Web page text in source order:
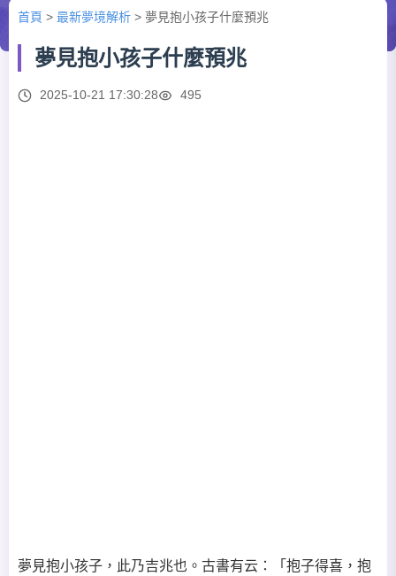
首頁 > 最新夢境解析 > 夢見抱小孩子什麼預兆
夢見抱小孩子什麼預兆
2025-10-21 17:30:28 495
夢見抱小孩子，此乃吉兆也。古書有云：「抱子得喜，抱